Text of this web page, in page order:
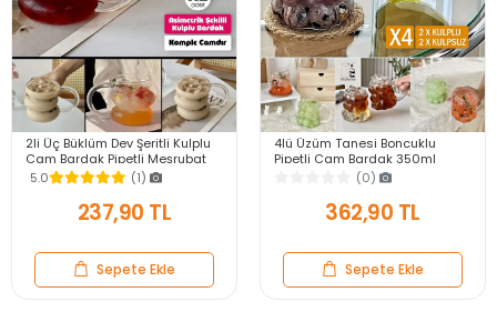
2li Üç Büklüm Dev Şeritli Kulplu
Cam Bardak Pipetli Meşrubat
Kahve Sunum Kokteyl Bardağı
400ml Seti
5.0 (1)
237,90 TL
Sepete Ekle
4lü Üzüm Tanesi Boncuklu
Pipetli Cam Bardak 350ml
Kulplu Kulpsuz Meşrubat Su
Kahve Sunum Bardağı
(0)
362,90 TL
Sepete Ekle